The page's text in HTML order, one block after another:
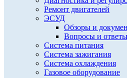
Ремонт двигателей
ЭСУД
Обзоры и
Вопросы и ответы
Система питания
Система зажигания
Система охлаждения
Газовое оборудование